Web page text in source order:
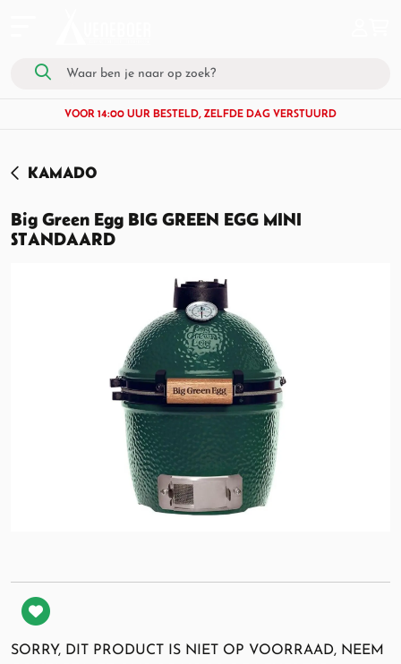
VOOR 14:00 UUR BESTELD, ZELFDE DAG VERSTUURD
KAMADO
Big Green Egg BIG GREEN EGG MINI
STANDAARD
SORRY, DIT PRODUCT IS NIET OP VOORRAAD, NEEM